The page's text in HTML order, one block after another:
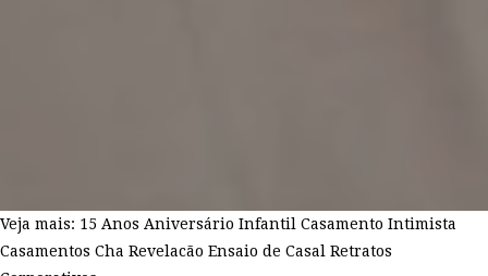
Veja mais: 15 Anos Aniversário Infantil Casamento Intimista
Casamentos Cha Revelacão Ensaio de Casal Retratos